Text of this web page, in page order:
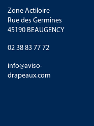
Zone Actiloire
Rue des Germines
45190 BEAUGENCY
02 38 83 77 72
info@aviso-
drapeaux.com